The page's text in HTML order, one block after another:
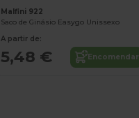
Malfini 922
Saco de Ginásio Easygo Unissexo
A partir de:
5,48 € Encomendar